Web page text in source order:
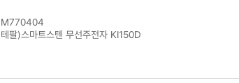
M770404
테팔)스마트스텐 무선주전자 KI150D